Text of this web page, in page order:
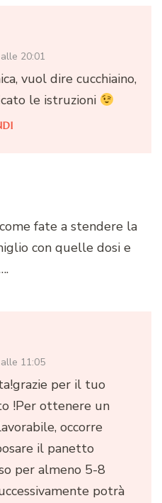
20:01
vuol dire cucchiaino,
le istruzioni
fate a stendere la
con quelle dosi e
11:05
per il tuo
!Per ottenere un
occorre
il panetto
per almeno 5-8
potrà